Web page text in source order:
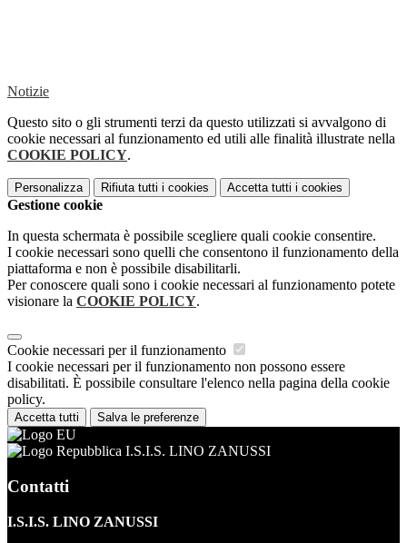
Notizie
Questo sito o gli strumenti terzi da questo utilizzati si avvalgono di
cookie necessari al funzionamento ed utili alle finalità illustrate nella
COOKIE POLICY.
Personalizza Rifiuta tutti i cookies Accetta tutti i cookies
Gestione cookie
In questa schermata è possibile scegliere quali cookie consentire.
I cookie necessari sono quelli che consentono il funzionamento della
piattaforma e non è possibile disabilitarli.
Per conoscere quali sono i cookie necessari al funzionamento potete
visionare la COOKIE POLICY.
Cookie necessari per il funzionamento
I cookie necessari per il funzionamento non possono essere
disabilitati. È possibile consultare l'elenco nella pagina della cookie
policy.
Accetta tutti Salva le preferenze
I.S.I.S. LINO ZANUSSI
Contatti
I.S.I.S. LINO ZANUSSI